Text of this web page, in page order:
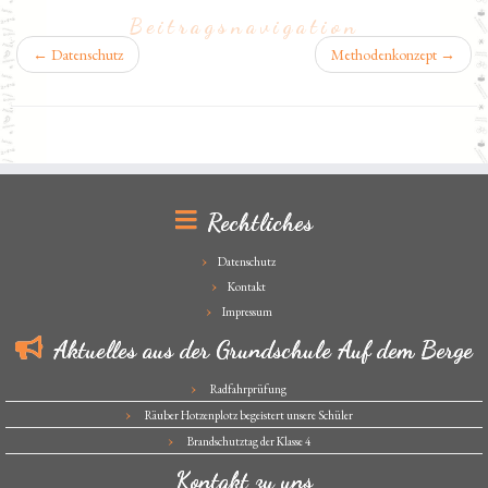
Beitragsnavigation
← Datenschutz Methodenkonzept →
Rechtliches
Datenschutz
Kontakt
Impressum
Aktuelles aus der Grundschule Auf dem Berge
Radfahrprüfung
Räuber Hotzenplotz begeistert unsere Schüler
Brandschutztag der Klasse 4
Kontakt zu uns